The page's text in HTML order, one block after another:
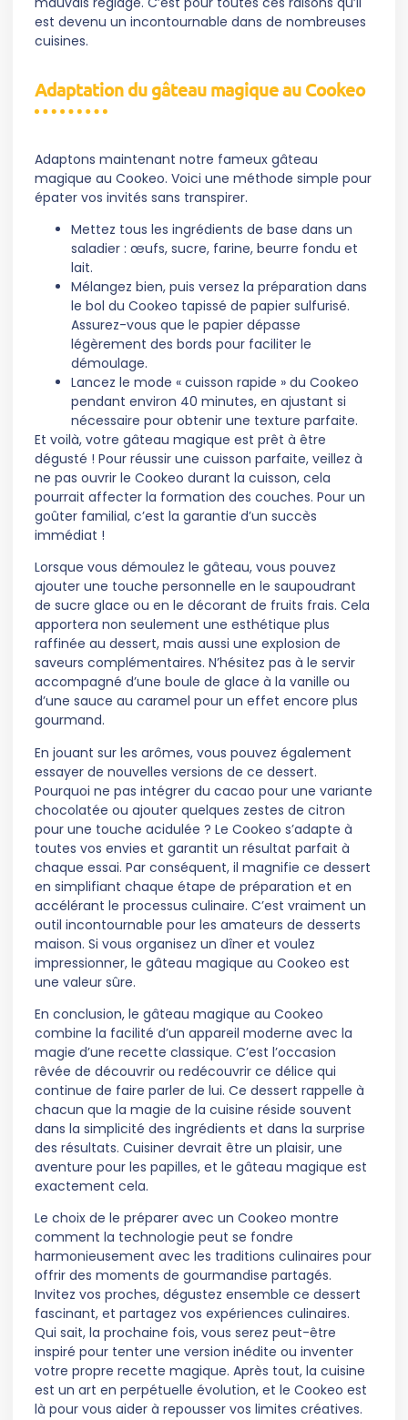
est devenu un incontournable dans de nombreuses
cuisines.
Adaptation du gâteau magique au Cookeo
Adaptons maintenant notre fameux gâteau
magique au Cookeo. Voici une méthode simple pour
épater vos invités sans transpirer.
Mettez tous les ingrédients de base dans un
saladier : œufs, sucre, farine, beurre fondu et
lait.
Mélangez bien, puis versez la préparation dans
le bol du Cookeo tapissé de papier sulfurisé.
Assurez-vous que le papier dépasse
légèrement des bords pour faciliter le
démoulage.
Lancez le mode « cuisson rapide » du Cookeo
pendant environ 40 minutes, en ajustant si
nécessaire pour obtenir une texture parfaite.
Et voilà, votre gâteau magique est prêt à être
dégusté ! Pour réussir une cuisson parfaite, veillez à
ne pas ouvrir le Cookeo durant la cuisson, cela
pourrait affecter la formation des couches. Pour un
goûter familial, c’est la garantie d’un succès
immédiat !
Lorsque vous démoulez le gâteau, vous pouvez
ajouter une touche personnelle en le saupoudrant
de sucre glace ou en le décorant de fruits frais. Cela
apportera non seulement une esthétique plus
raffinée au dessert, mais aussi une explosion de
saveurs complémentaires. N’hésitez pas à le servir
accompagné d’une boule de glace à la vanille ou
d’une sauce au caramel pour un effet encore plus
gourmand.
En jouant sur les arômes, vous pouvez également
essayer de nouvelles versions de ce dessert.
Pourquoi ne pas intégrer du cacao pour une variante
chocolatée ou ajouter quelques zestes de citron
pour une touche acidulée ? Le Cookeo s’adapte à
toutes vos envies et garantit un résultat parfait à
chaque essai. Par conséquent, il magnifie ce dessert
en simplifiant chaque étape de préparation et en
accélérant le processus culinaire. C’est vraiment un
outil incontournable pour les amateurs de desserts
maison. Si vous organisez un dîner et voulez
impressionner, le gâteau magique au Cookeo est
une valeur sûre.
En conclusion, le gâteau magique au Cookeo
combine la facilité d’un appareil moderne avec la
magie d’une recette classique. C’est l’occasion
rêvée de découvrir ou redécouvrir ce délice qui
continue de faire parler de lui. Ce dessert rappelle à
chacun que la magie de la cuisine réside souvent
dans la simplicité des ingrédients et dans la surprise
des résultats. Cuisiner devrait être un plaisir, une
aventure pour les papilles, et le gâteau magique est
exactement cela.
Le choix de le préparer avec un Cookeo montre
comment la technologie peut se fondre
harmonieusement avec les traditions culinaires pour
offrir des moments de gourmandise partagés.
Invitez vos proches, dégustez ensemble ce dessert
fascinant, et partagez vos expériences culinaires.
Qui sait, la prochaine fois, vous serez peut-être
inspiré pour tenter une version inédite ou inventer
votre propre recette magique. Après tout, la cuisine
est un art en perpétuelle évolution, et le Cookeo est
là pour vous aider à repousser vos limites créatives.